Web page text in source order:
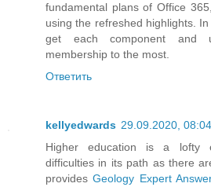
fundamental plans of Office
using the refreshed highlights.
get each component and
membership to the most.
Ответить
kellyedwards 29.09.2020, 08:04
Higher education is a lofty
difficulties in its path as there
providesGeology Expert